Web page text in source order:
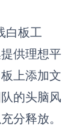
白板工
供理想平
上添加文
的头脑风
分释放。